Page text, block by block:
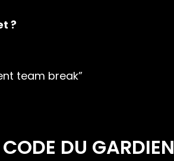
?
team break”
CODE DU GARDIEN